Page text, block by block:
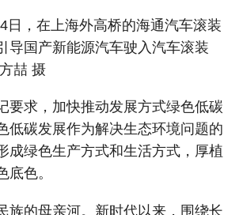
，在上海外高桥的海通汽车滚装
导国产新能源汽车驶入汽车滚装
喆 摄
求，加快推动发展方式绿色低碳
低碳发展作为解决生态环境问题的
成绿色生产方式和生活方式，厚植
底色。
的母亲河。新时代以来，围绕长